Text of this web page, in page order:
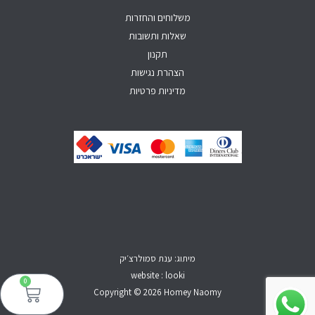
0
משלוחים והחזרות
שאלות ותשובות
תקנון
הצהרת נגישות
מדיניות פרטיות
מיתוג: ענת סמולרצ׳יק
website : looki
Copyright © 2026 Homey Naomy